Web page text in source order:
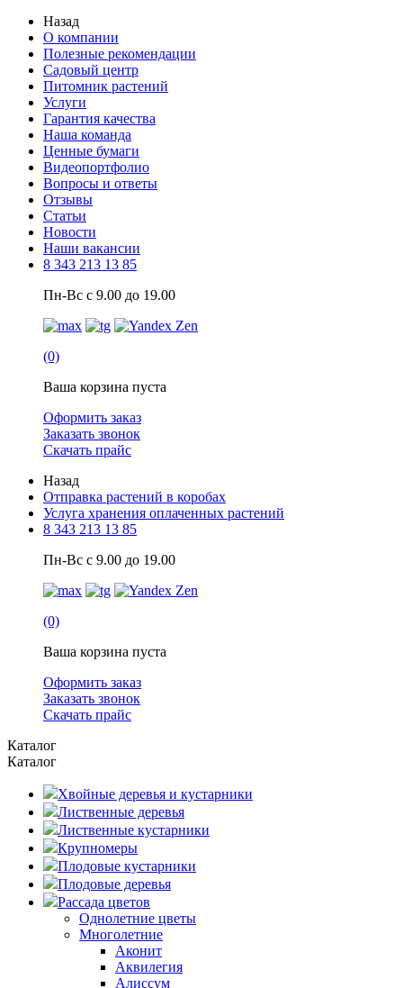
Назад
О компании
Полезные рекомендации
Садовый центр
Питомник растений
Услуги
Гарантия качества
Наша команда
Ценные бумаги
Видеопортфолио
Вопросы и ответы
Отзывы
Статьи
Новости
Наши вакансии
8 343 213 13 85
Пн-Вс с 9.00 до 19.00
(0)
Ваша корзина пуста
Оформить заказ
Заказать звонок
Скачать прайс
Назад
Отправка растений в коробах
Услуга хранения оплаченных растений
8 343 213 13 85
Пн-Вс с 9.00 до 19.00
(0)
Ваша корзина пуста
Оформить заказ
Заказать звонок
Скачать прайс
Каталог
Каталог
Хвойные деревья и кустарники
Лиственные деревья
Лиственные кустарники
Крупномеры
Плодовые кустарники
Плодовые деревья
Рассада цветов
Однолетние цветы
Многолетние
Аконит
Аквилегия
Алиссум